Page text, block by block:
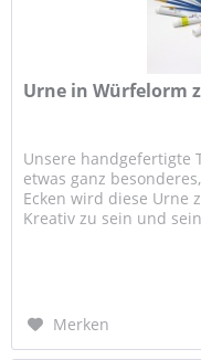
Urne in Würfelorm
Unsere handgefertigte
etwas ganz
Ecken wird diese Urne
Kreativ zu sein und
Merken